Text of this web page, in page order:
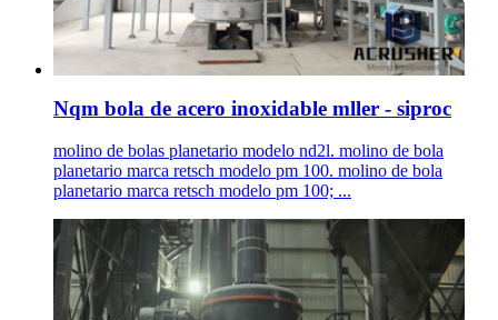
Nqm bola de acero inoxidable mller - siproc
molino de bolas planetario modelo nd2l. molino de bola
planetario marca retsch modelo pm 100. molino de bola
planetario marca retsch modelo pm 100; ...